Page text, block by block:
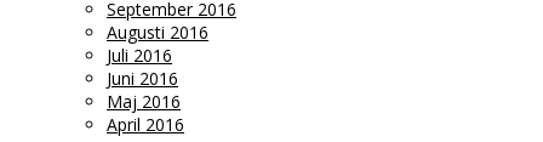
September 2016
Augusti 2016
Juli 2016
Juni 2016
Maj 2016
April 2016